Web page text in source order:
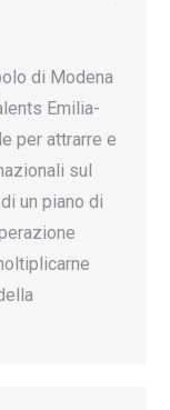
di Modena
Emilia-
per attrarre e
sul
un piano di